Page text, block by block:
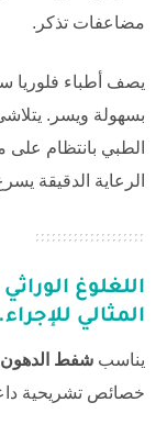
مضاعفات تذكر.
يصف أطباء فلوريا
بسهولة ويسر.
الطبي بانتظام على
الرعاية الدقيقة
اللغلوغ
المثالي للإجراء.
يناسب شفط الدهون
خصائص تشريحية